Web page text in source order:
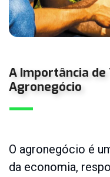
Combinado
Seguro
de
Seguro
Equipamentos
Portáteis
Seguro
Imobiliária
Seguro
A Importância de
Agronegócio
O agronegócio é
da economia,